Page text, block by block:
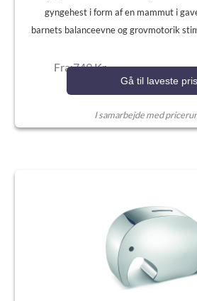
gyngehest i form af en mammut i
barnets balanceevne og grovmotorik
Fra:749 Kr.
Gå til laveste pris
I samarbejde med